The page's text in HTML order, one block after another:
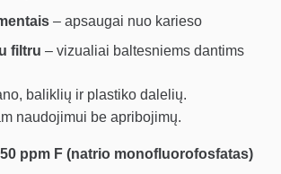
– apsaugai nuo karieso
filtru – vizualiai baltesniems dantims
baliklių ir plastiko dalelių.
naudojimui be apribojimų.
ppm F (natrio monofluorofosfatas)